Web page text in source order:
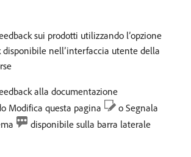
sui prodotti utilizzando l’opzione
disponibile nell’interfaccia utente della
alla documentazione
Modifica questa pagina
o Segnala
disponibile sulla barra laterale